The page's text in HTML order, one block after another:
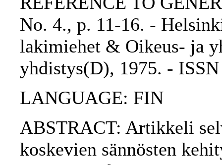
No. 4., p. 11-16. -
lakimiehet & Oikeus- ja
yhdistys(D), 1975. -
LANGUAGE: FIN
ABSTRACT: Artikkeli
koskevien sännösten